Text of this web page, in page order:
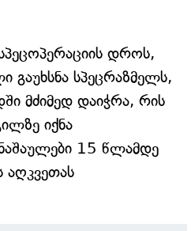
დროს,
გაუხსნა სპეცრაზმელს,
მძიმედ დაიჭრა, რის
იქნა
15 წლამდე
აღკვეთას